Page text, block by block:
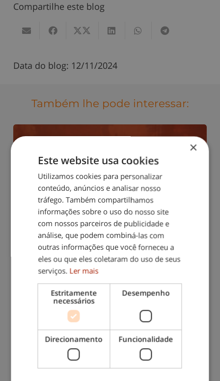
Compartilhe este blog
Data do blog: 12/11/2024
Também lhe pode interessar:
VANTAGENS DE CONTRATAR UM PINTOR
PROFISSIONAL PARA A SUA CASA
Contacte-nos: 217 571 560
×
Este website usa cookies
Utilizamos cookies para personalizar
conteúdo, anúncios e analisar nosso
tráfego. Também compartilhamos
informações sobre o uso do nosso site
com nossos parceiros de publicidade e
análise, que podem combiná-las com
outras informações que você forneceu a
eles ou que eles coletaram do uso de seus
serviços. Ler mais
Estritamente
necessários
Desempenho
Direcionamento Funcionalidade